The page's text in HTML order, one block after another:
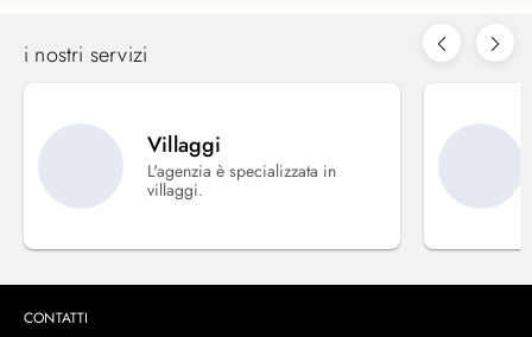
i nostri servizi
Villaggi
L'agenzia è specializzata in
villaggi.
CONTATTI